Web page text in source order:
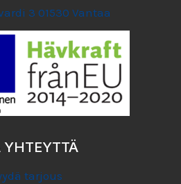
3 01530 Vantaa
YHTEYTTÄ
tarjous